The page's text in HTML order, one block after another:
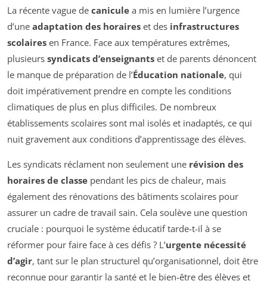
La récente vague de canicule a mis en lumière l’urgence
d’une adaptation des horaires et des infrastructures
scolaires en France. Face aux températures extrêmes,
plusieurs syndicats d’enseignants et de parents dénoncent
le manque de préparation de l’Éducation nationale, qui
doit impérativement prendre en compte les conditions
climatiques de plus en plus difficiles. De nombreux
établissements scolaires sont mal isolés et inadaptés, ce qui
nuit gravement aux conditions d’apprentissage des élèves.
Les syndicats réclament non seulement une révision des
horaires de classe pendant les pics de chaleur, mais
également des rénovations des bâtiments scolaires pour
assurer un cadre de travail sain. Cela soulève une question
cruciale : pourquoi le système éducatif tarde-t-il à se
réformer pour faire face à ces défis ? L’urgente nécessité
d’agir, tant sur le plan structurel qu’organisationnel, doit être
reconnue pour garantir la santé et le bien-être des élèves et